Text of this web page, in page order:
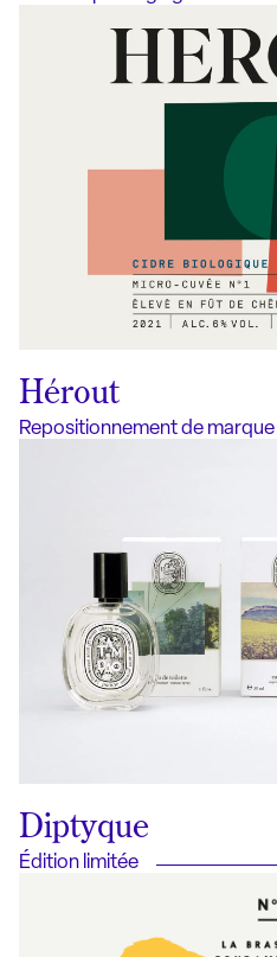
Hérout
Repositionnement de marque
Diptyque
Édition limitée